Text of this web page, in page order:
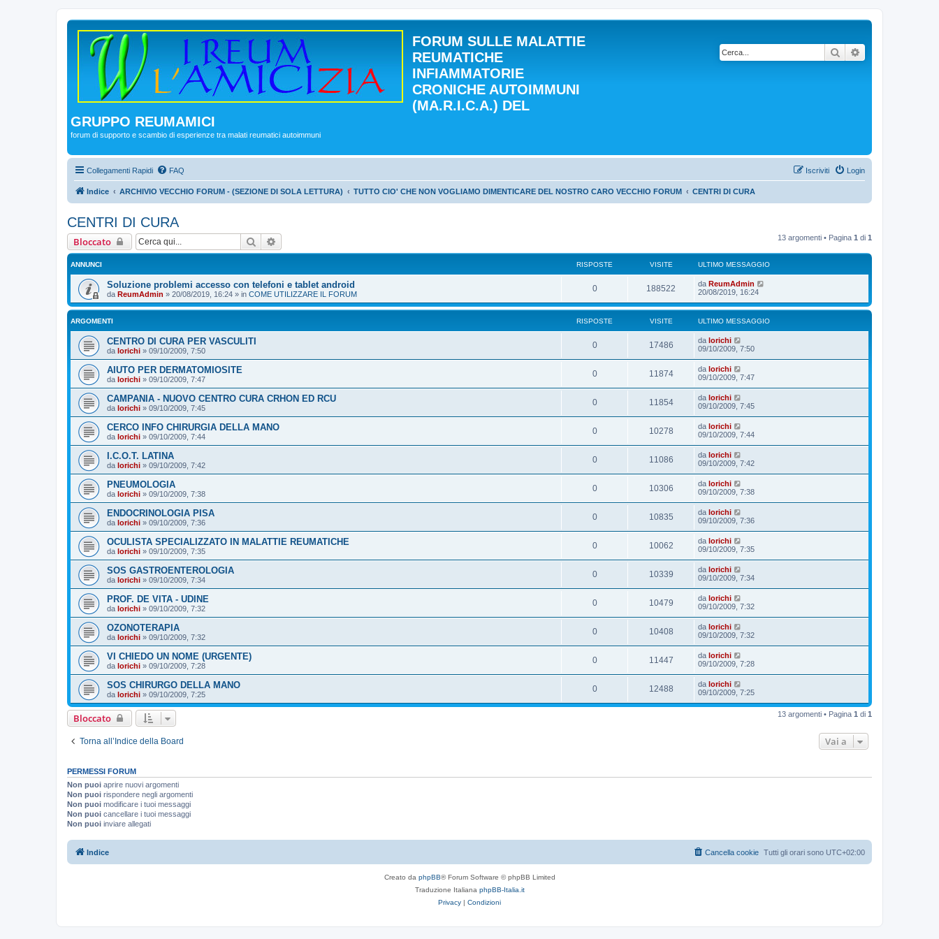
FORUM SULLE MALATTIE
REUMATICHE
INFIAMMATORIE
CRONICHE AUTOIMMUNI
(MA.R.I.C.A.) DEL
GRUPPO REUMAMICI
forum di supporto e scambio di esperienze tra malati reumatici autoimmuni
Cerca
Collegamenti Rapidi FAQ Login
Iscriviti
Indice ARCHIVIO VECCHIO FORUM - (SEZIONE DI SOLA LETTURA) TUTTO CIO' CHE NON VOGLIAMO DIMENTICARE DEL NOSTRO CARO VECCHIO FORUM CENTRI DI CURA
CENTRI DI CURA
Bloccato Cerca 13 argomenti • Pagina 1 di 1
ANNUNCI RISPOSTE VISITE ULTIMO MESSAGGIO
Soluzione problemi accesso con telefoni e tablet android
da ReumAdmin » 20/08/2019, 16:24 » in COME UTILIZZARE IL FORUM
0 188522 da ReumAdmin
20/08/2019, 16:24
ARGOMENTI RISPOSTE VISITE ULTIMO MESSAGGIO
CENTRO DI CURA PER VASCULITI
da lorichi » 09/10/2009, 7:50
0 17486 da lorichi
09/10/2009, 7:50
AIUTO PER DERMATOMIOSITE
da lorichi » 09/10/2009, 7:47
0 11874 da lorichi
09/10/2009, 7:47
CAMPANIA - NUOVO CENTRO CURA CRHON ED RCU
da lorichi » 09/10/2009, 7:45
0 11854 da lorichi
09/10/2009, 7:45
CERCO INFO CHIRURGIA DELLA MANO
da lorichi » 09/10/2009, 7:44
0 10278 da lorichi
09/10/2009, 7:44
I.C.O.T. LATINA
da lorichi » 09/10/2009, 7:42
0 11086 da lorichi
09/10/2009, 7:42
PNEUMOLOGIA
da lorichi » 09/10/2009, 7:38
0 10306 da lorichi
09/10/2009, 7:38
ENDOCRINOLOGIA PISA
da lorichi » 09/10/2009, 7:36
0 10835 da lorichi
09/10/2009, 7:36
OCULISTA SPECIALIZZATO IN MALATTIE REUMATICHE
da lorichi » 09/10/2009, 7:35
0 10062 da lorichi
09/10/2009, 7:35
SOS GASTROENTEROLOGIA
da lorichi » 09/10/2009, 7:34
0 10339 da lorichi
09/10/2009, 7:34
PROF. DE VITA - UDINE
da lorichi » 09/10/2009, 7:32
0 10479 da lorichi
09/10/2009, 7:32
OZONOTERAPIA
da lorichi » 09/10/2009, 7:32
0 10408 da lorichi
09/10/2009, 7:32
VI CHIEDO UN NOME (URGENTE)
da lorichi » 09/10/2009, 7:28
0 11447 da lorichi
09/10/2009, 7:28
SOS CHIRURGO DELLA MANO
da lorichi » 09/10/2009, 7:25
0 12488 da lorichi
09/10/2009, 7:25
Bloccato 13 argomenti • Pagina 1 di 1
Torna all’Indice della Board Vai a
PERMESSI FORUM
Non puoi aprire nuovi argomenti
Non puoi rispondere negli argomenti
Non puoi modificare i tuoi messaggi
Non puoi cancellare i tuoi messaggi
Non puoi inviare allegati
Indice Tutti gli orari sono UTC+02:00
Cancella cookie
Creato da phpBB® Forum Software © phpBB Limited
Traduzione Italiana phpBB-Italia.it
Privacy | Condizioni